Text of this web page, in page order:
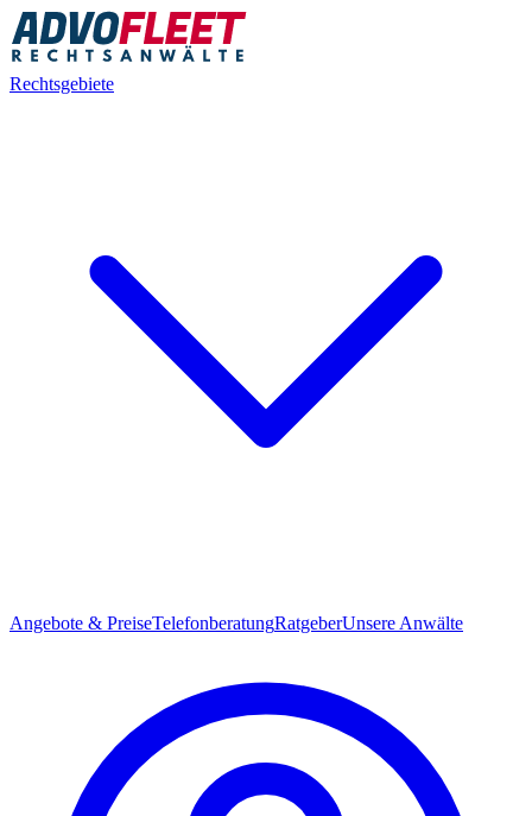
Rechtsgebiete
Angebote & PreiseTelefonberatungRatgeberUnsere Anwälte